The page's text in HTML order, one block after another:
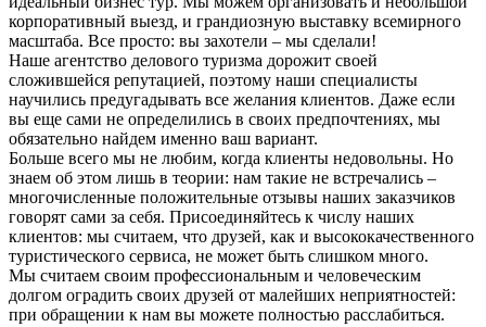
корпоративный выезд, и грандиозную выставку всемирного
масштаба. Все просто: вы захотели – мы сделали!
Наше агентство делового туризма дорожит своей
сложившейся репутацией, поэтому наши специалисты
научились предугадывать все желания клиентов. Даже если
вы еще сами не определились в своих предпочтениях, мы
обязательно найдем именно ваш вариант.
Больше всего мы не любим, когда клиенты недовольны. Но
знаем об этом лишь в теории: нам такие не встречались –
многочисленные положительные отзывы наших заказчиков
говорят сами за себя. Присоединяйтесь к числу наших
клиентов: мы считаем, что друзей, как и высококачественного
туристического сервиса, не может быть слишком много.
Мы считаем своим профессиональным и человеческим
долгом оградить своих друзей от малейших неприятностей:
при обращении к нам вы можете полностью расслабиться.